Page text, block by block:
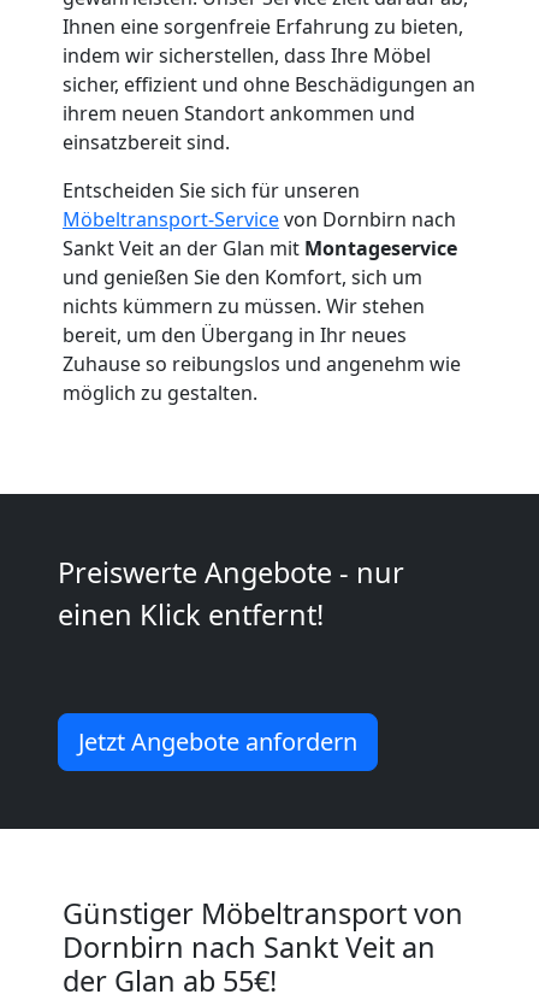
Ihnen eine sorgenfreie Erfahrung zu bieten,
indem wir sicherstellen, dass Ihre Möbel
sicher, effizient und ohne Beschädigungen an
ihrem neuen Standort ankommen und
einsatzbereit sind.
Entscheiden Sie sich für unseren
Möbeltransport-Servicevon Dornbirn nach
Sankt Veit an der Glan mit Montageservice
und genießen Sie den Komfort, sich um
nichts kümmern zu müssen. Wir stehen
bereit, um den Übergang in Ihr neues
Zuhause so reibungslos und angenehm wie
möglich zu gestalten.
Preiswerte Angebote - nur
einen Klick entfernt!
Jetzt Angebote anfordern
Günstiger Möbeltransport von
Dornbirn nach Sankt Veit an
der Glan ab 55€!
Umzug
Dornbirn
Umzug
Mann
LKW
Kunsttransport
Umzug
Dornbirn
Mann